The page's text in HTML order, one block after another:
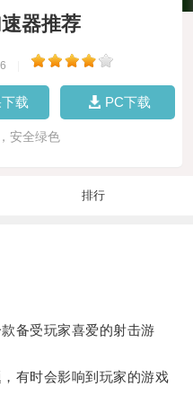
器推荐
载 PC下载
安全绿色
排行
备受玩家喜爱的射击游
有时会影响到玩家的游戏